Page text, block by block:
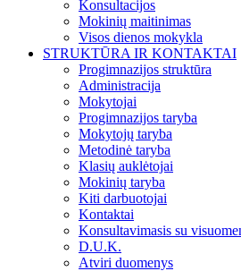
Konsultacijos
Mokinių maitinimas
Visos dienos mokykla
STRUKTŪRA IR KONTAKTAI
Progimnazijos struktūra
Administracija
Mokytojai
Progimnazijos taryba
Mokytojų taryba
Metodinė taryba
Klasių auklėtojai
Mokinių taryba
Kiti darbuotojai
Kontaktai
Konsultavimasis su
D.U.K.
Atviri duomenys